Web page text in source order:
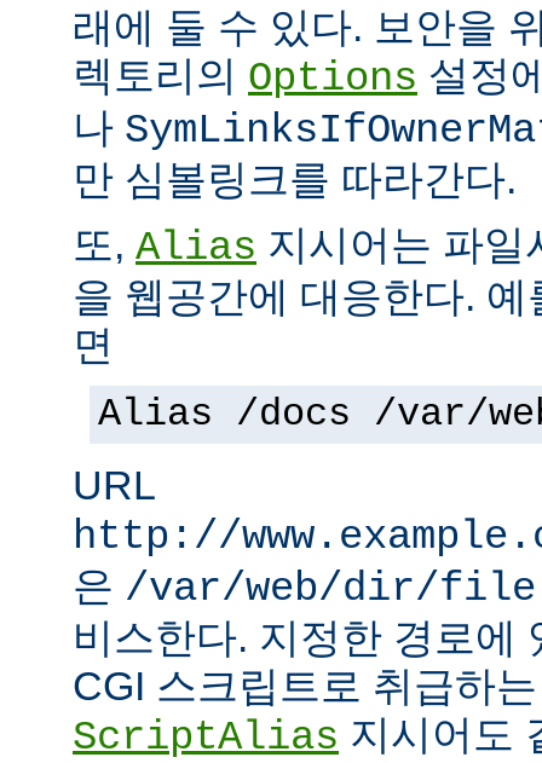
래에 둘 수 있다. 보안을
렉토리의 Options 설정
나
만 심볼링크를 따라간다.
또, Alias 지시어는 파일
을 웹공간에 대응한다.
면
Alias /docs /var/
URL
http://
은 /var/web/dir/
비스한다. 지정한 경로에
CGI 스크립트로 취급하
ScriptAlias 지시어도